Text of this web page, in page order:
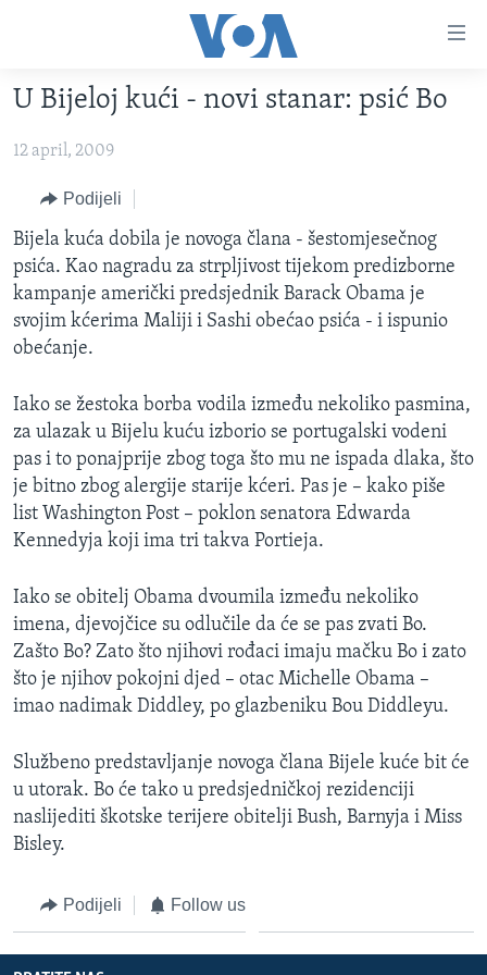
glavni
Pređi
navigaciju
Idi
na
pretragu
TV PROGRAM
VIDEO
FOTOGRAFIJE DANA
VIJESTI
SJEDINJENE AMERIČKE DRŽAVE
BOSNA I HERCEGOVINA
SVIJET
NAUKA I TEHNOLOGIJA
SPECIJALNI PROJEKTI
KORUPCIJA
SLOBODA MEDIJA
ŽENSKA STRANA
IZBJEGLIČKA STRANA
MAGAZIN
O GLASU AMERIKE
Learning English
PRATITE NAS
Jezici
U Bijeloj kući - novi stanar: psić Bo
12 april, 2009
Podijeli
Bijela kuća dobila je novoga člana - šestomjesečnog
psića. Kao nagradu za strpljivost tijekom predizborne
kampanje američki predsjednik Barack Obama je
svojim kćerima Maliji i Sashi obećao psića - i ispunio
obećanje.
Iako se žestoka borba vodila između nekoliko pasmina,
za ulazak u Bijelu kuću izborio se portugalski vodeni
pas i to ponajprije zbog toga što mu ne ispada dlaka, što
je bitno zbog alergije starije kćeri. Pas je – kako piše
list Washington Post – poklon senatora Edwarda
Kennedyja koji ima tri takva Portieja.
Iako se obitelj Obama dvoumila između nekoliko
imena, djevojčice su odlučile da će se pas zvati Bo.
Zašto Bo? Zato što njihovi rođaci imaju mačku Bo i zato
što je njihov pokojni djed – otac Michelle Obama –
imao nadimak Diddley, po glazbeniku Bou Diddleyu.
Službeno predstavljanje novoga člana Bijele kuće bit će
u utorak. Bo će tako u predsjedničkoj rezidenciji
naslijediti škotske terijere obitelji Bush, Barnyja i Miss
Bisley.
Podijeli Follow us